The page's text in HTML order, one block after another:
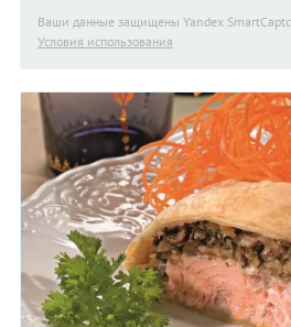
Ваши данные защищены Yandex
Условия использования